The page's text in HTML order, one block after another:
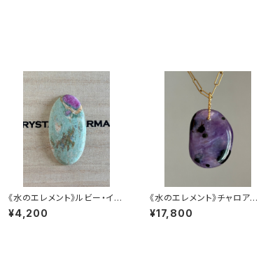
《水のエレメント》ルビー・イ
ン・フックサイトのルース
¥4,200
《水のエレメント》チャロアイト
のペンダントチャーム
¥17,800